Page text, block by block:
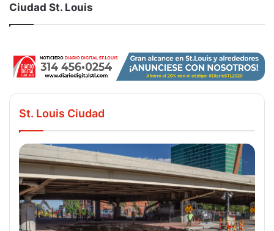
Ciudad St. Louis
St. Louis Ciudad